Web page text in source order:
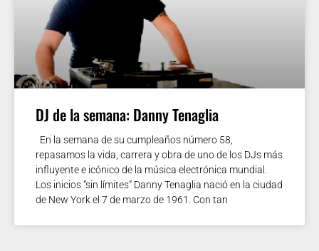
DJ de la semana: Danny Tenaglia
En la semana de su cumpleaños número 58,
repasamos la vida, carrera y obra de uno de los DJs más
influyente e icónico de la música electrónica mundial.
Los inicios “sin límites” Danny Tenaglia nació en la ciudad
de New York el 7 de marzo de 1961. Con tan